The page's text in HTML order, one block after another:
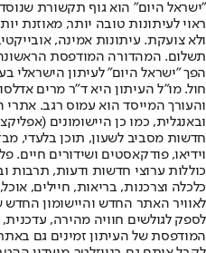
"ישראל היום" הוא גוף תקשורת
ראוי לעיתונות טובה יותר, מאוזנת
ולא צועקת. עיתונות אמינה,
הפך "ישראל היום" לעיתון הישראלי
חול. מו"ל העיתון היא ד"ר מרים
והעורך המייסד הוא עמוס רגב.
חדשות מסביב לשעון, תוכן בלעדי,
וידיאו, פודקאסטים ושידורים חיים.
כוללות ערוצי חדשות ודעות, תרבות
לאוויר האתר החדש והיישומון
לספק לגולשים חוויה מהירה,
המודפסת של העיתון זמינים גם